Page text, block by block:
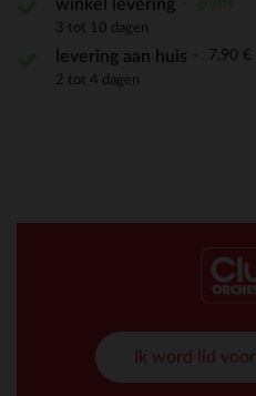
winkel levering
3 tot 10 dagen
levering aan huis 7,90 €
2 tot 4 dagen
Ik word lid voor